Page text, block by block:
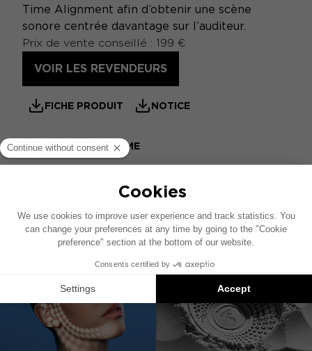
Time Alignment afin d’obtenir une scène
sonore centrée davantage sur l’auditeur.
Prix de vente conseillé : 199 €
VOIR LES REVENDEURS
FICHE PRODUIT NOTICE
CATALOGUE HOME